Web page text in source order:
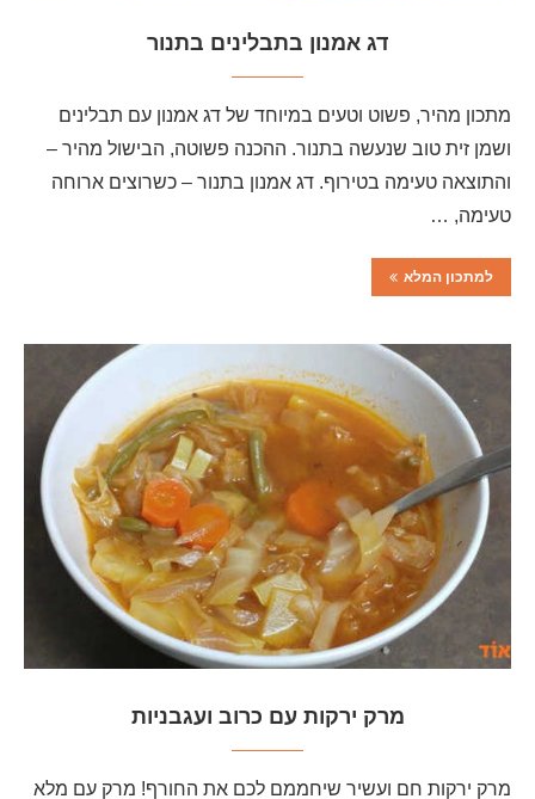
דג אמנון בתבלינים בתנור
מתכון מהיר, פשוט וטעים במיוחד של דג אמנון עם תבלינים
ושמן זית טוב שנעשה בתנור. ההכנה פשוטה, הבישול מהיר –
והתוצאה טעימה בטירוף. דג אמנון בתנור – כשרוצים ארוחה
טעימה, …
למתכון המלא
מרק ירקות עם כרוב ועגבניות
מרק ירקות חם ועשיר שיחממם לכם את החורף! מרק עם מלא